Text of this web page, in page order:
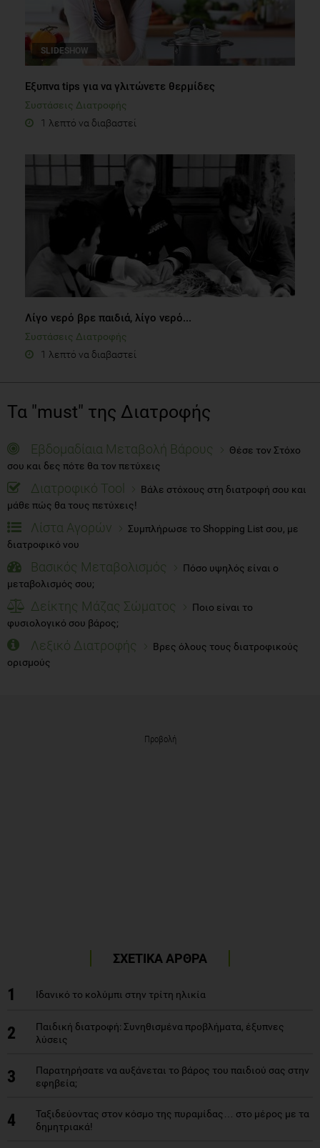
SLIDESHOW
Εξυπνα tips για να γλιτώνετε θερμίδες
Συστάσεις Διατροφής
1 λεπτό να διαβαστεί
Λίγο νερό βρε παιδιά, λίγο νερό...
Συστάσεις Διατροφής
1 λεπτό να διαβαστεί
Τα "must" της Διατροφής
Εβδομαδίαια Μεταβολή Βάρους
Θέσε τον Στόχο
σου και δες πότε θα τον πετύχεις
Διατροφικό Tool
Βάλε στόχους στη διατροφή σου και
μάθε πώς θα τους πετύχεις!
Λίστα Αγορών
Συμπλήρωσε το Shopping List σου, με
διατροφικό νου
Βασικός Μεταβολισμός
Πόσο υψηλός είναι ο
μεταβολισμός σου;
Δείκτης Μάζας Σώματος
Ποιο είναι το
φυσιολογικό σου βάρος;
Λεξικό Διατροφής
Βρες όλους τους διατροφικούς
ορισμούς
Προβολή
ΣΧΕΤΙΚΑ ΑΡΘΡΑ
1 Ιδανικό το κολύμπι στην τρίτη ηλικία
2
Παιδική διατροφή: Συνηθισμένα προβλήματα, έξυπνες
λύσεις
3
Παρατηρήσατε να αυξάνεται το βάρος του παιδιού σας στην
εφηβεία;
4
Ταξιδεύοντας στον κόσμο της πυραμίδας… στο μέρος με τα
δημητριακά!